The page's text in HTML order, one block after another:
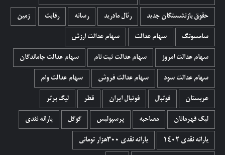
حقوق بازنشستگان جدید رئال مادرید رسانه رقابت زمین
سامسونگ سهام عدالت سهام عدالت ارزش
سهام عدالت امروز سهام عدالت ثبت نام سهام عدالت جاماندگان
سهام عدالت سود سهام عدالت فروش سهام عدالت وام
عربستان فوتبال فوتبال ایران قطر لیگ برتر
لیگ قهرمانان مصاحبه پرسپولیس گوگل یارانه نقدی
یارانه نقدی 1402 یارانه نقدی ۳۰۰هزار تومانی